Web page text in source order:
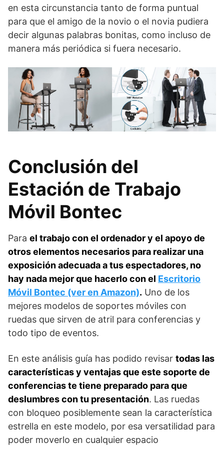
en esta circunstancia tanto de forma puntual
para que el amigo de la novio o el novia pudiera
decir algunas palabras bonitas, como incluso de
manera más periódica si fuera necesario.
Conclusión del
Estación de Trabajo
Móvil Bontec
Para el trabajo con el ordenador y el apoyo de
otros elementos necesarios para realizar una
exposición adecuada a tus espectadores, no
hay nada mejor que hacerlo con el Escritorio
Móvil Bontec (ver en Amazon). Uno de los
mejores modelos de soportes móviles con
ruedas que sirven de atril para conferencias y
todo tipo de eventos.
En este análisis guía has podido revisar todas las
características y ventajas que este soporte de
conferencias te tiene preparado para que
deslumbres con tu presentación. Las ruedas
con bloqueo posiblemente sean la característica
estrella en este modelo, por esa versatilidad para
poder moverlo en cualquier espacio